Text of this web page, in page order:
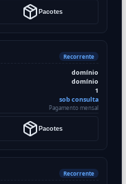
Pacotes
Recorrente
domínio
domínio
1
sob consulta
Pagamento mensal
Pacotes
Recorrente